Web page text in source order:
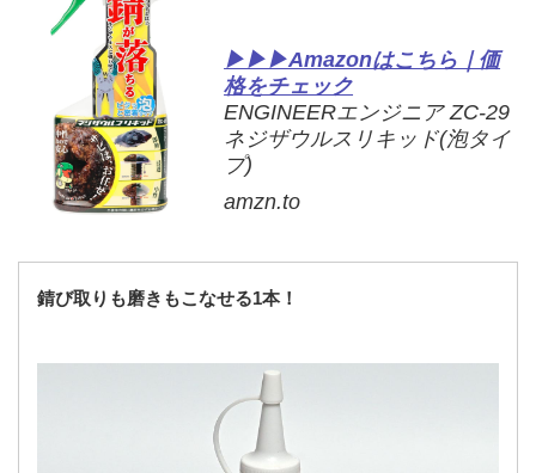
▶▶▶Amazonはこちら｜価
格をチェック
ENGINEERエンジニア ZC-29
ネジザウルスリキッド(泡タイ
プ)
amzn.to
錆び取りも磨きもこなせる1本！